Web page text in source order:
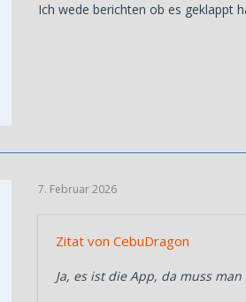
Ich wede berichten ob es geklappt
7. Februar 2026
Zitat von CebuDragon
Ja, es ist die App, da muss